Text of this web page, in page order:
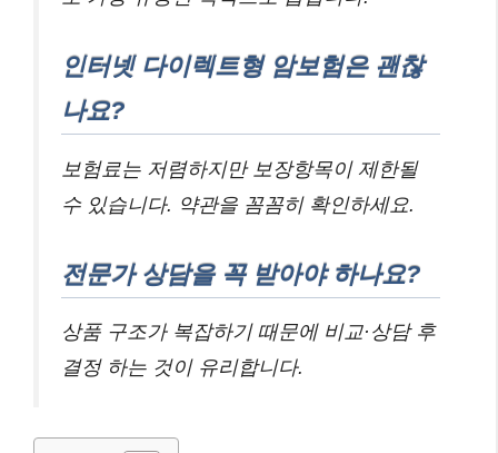
인터넷 다이렉트형 암보험은 괜찮
나요?
보험료는 저렴하지만 보장항목이 제한될
수 있습니다. 약관을 꼼꼼히 확인하세요.
전문가 상담을 꼭 받아야 하나요?
상품 구조가 복잡하기 때문에 비교·상담 후
결정 하는 것이 유리합니다.